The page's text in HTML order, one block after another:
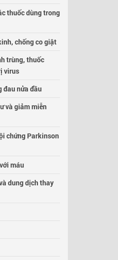
thuốc dùng trong
chống co giật
trùng, thuốc
virus
đau nửa đầu
và giảm miễn
chứng Parkinson
máu
dung dịch thay